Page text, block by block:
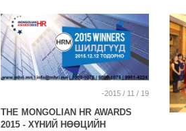
-2015 / 11 / 19
THE MONGOLIAN HR AWARDS
2015 - ХҮНИЙ НӨӨЦИЙН